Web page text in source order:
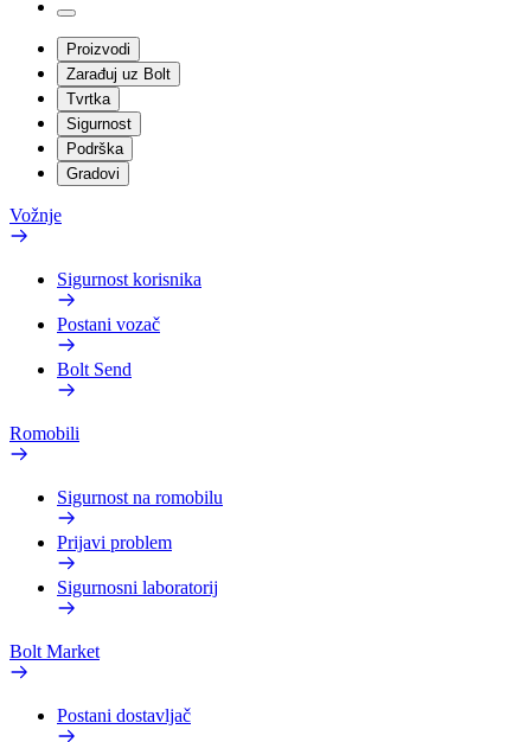
Proizvodi
Zarađuj uz Bolt
Tvrtka
Sigurnost
Podrška
Gradovi
Vožnje
Sigurnost korisnika
Postani vozač
Bolt Send
Romobili
Sigurnost na romobilu
Prijavi problem
Sigurnosni laboratorij
Bolt Market
Postani dostavljač